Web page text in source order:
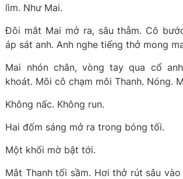
lìm. Như Mai.
Đôi mắt Mai mở ra, sâu thẫm. Cô
áp sát anh. Anh nghe tiếng thở mong
Mai nhón chân, vòng tay qua cổ
khoát. Môi cô chạm môi Thanh. Nóng.
Không nấc. Không run.
Hai đốm sáng mở ra trong bóng tối.
Một khối mờ bật tới.
Mắt Thanh tối sầm. Hơi thở rút sâu